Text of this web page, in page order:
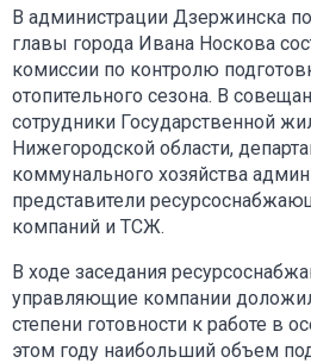
В администрации Дзержинска
главы города Ивана Носкова
комиссии по контролю
отопительного сезона. В
сотрудники Государственной
Нижегородской области,
коммунального хозяйства
представители
компаний и ТСЖ.
В ходе заседания
управляющие компании
степени готовности к работе в
этом году наибольший объем